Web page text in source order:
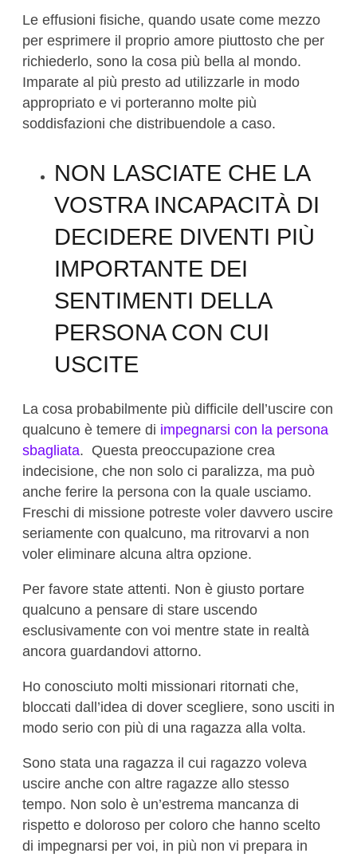
Le effusioni fisiche, quando usate come mezzo
per esprimere il proprio amore piuttosto che per
richiederlo, sono la cosa più bella al mondo.
Imparate al più presto ad utilizzarle in modo
appropriato e vi porteranno molte più
soddisfazioni che distribuendole a caso.
NON LASCIATE CHE LA
VOSTRA INCAPACITÀ DI
DECIDERE DIVENTI PIÙ
IMPORTANTE DEI
SENTIMENTI DELLA
PERSONA CON CUI
USCITE
La cosa probabilmente più difficile dell’uscire con
qualcuno è temere di impegnarsi con la persona
sbagliata. Questa preoccupazione crea
indecisione, che non solo ci paralizza, ma può
anche ferire la persona con la quale usciamo.
Freschi di missione potreste voler davvero uscire
seriamente con qualcuno, ma ritrovarvi a non
voler eliminare alcuna altra opzione.
Per favore state attenti. Non è giusto portare
qualcuno a pensare di stare uscendo
esclusivamente con voi mentre state in realtà
ancora guardandovi attorno.
Ho conosciuto molti missionari ritornati che,
bloccati dall’idea di dover scegliere, sono usciti in
modo serio con più di una ragazza alla volta.
Sono stata una ragazza il cui ragazzo voleva
uscire anche con altre ragazze allo stesso
tempo. Non solo è un’estrema mancanza di
rispetto e doloroso per coloro che hanno scelto
di impegnarsi per voi, in più non vi prepara in